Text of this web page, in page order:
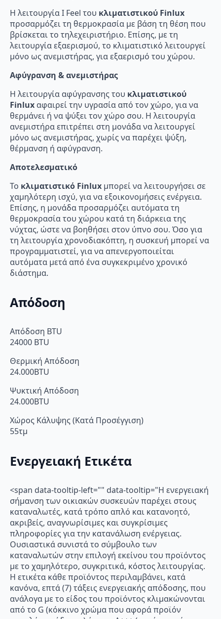
Η λειτουργία I Feel του κλιματιστικού Finlux
προσαρμόζει τη θερμοκρασία με βάση τη θέση που
βρίσκεται το τηλεχειριστήριο. Επίσης, με τη
λειτουργία εξαερισμού, το κλιματιστικό λειτουργεί
μόνο ως ανεμιστήρας, για εξαερισμό του χώρου.
Αφύγρανση & ανεμιστήρας
Η λειτουργία αφύγρανσης του κλιματιστικού
Finlux αφαιρεί την υγρασία από τον χώρο, για να
θερμάνει ή να ψύξει τον χώρο σου. Η λειτουργία
ανεμιστήρα επιτρέπει στη μονάδα να λειτουργεί
μόνο ως ανεμιστήρας, χωρίς να παρέχει ψύξη,
θέρμανση ή αφύγρανση.
Αποτελεσματικό
Το κλιματιστικό Finlux μπορεί να λειτουργήσει σε
χαμηλότερη ισχύ, για να εξοικονομήσεις ενέργεια.
Επίσης, η μονάδα προσαρμόζει αυτόματα τη
θερμοκρασία του χώρου κατά τη διάρκεια της
νύχτας, ώστε να βοηθήσει στον ύπνο σου. Όσο για
τη λειτουργία χρονοδιακόπτη, η συσκευή μπορεί να
προγραμματιστεί, για να απενεργοποιείται
αυτόματα μετά από ένα συγκεκριμένο χρονικό
διάστημα.
Απόδοση
Απόδοση BTU
24000 BTU
Θερμική Απόδοση
24.000BTU
Ψυκτική Απόδοση
24.000BTU
Χώρος Κάλυψης (Κατά Προσέγγιση)
55τμ
Ενεργειακή Ετικέτα
<span data-tooltip-left="" data-tooltip="Η ενεργειακή
σήμανση των οικιακών συσκευών παρέχει στους
καταναλωτές, κατά τρόπο απλό και κατανοητό,
ακριβείς, αναγνωρίσιμες και συγκρίσιμες
πληροφορίες για την κατανάλωση ενέργειας.
Ουσιαστικά συνιστά το σύμβουλο των
καταναλωτών στην επιλογή εκείνου του προϊόντος
με το χαμηλότερο, συγκριτικά, κόστος λειτουργίας.
Η ετικέτα κάθε προϊόντος περιλαμβάνει, κατά
κανόνα, επτά (7) τάξεις ενεργειακής απόδοσης, που
ανάλογα με το είδος του προϊόντος κλιμακώνονται
από το G (κόκκινο χρώμα που αφορά προϊόν